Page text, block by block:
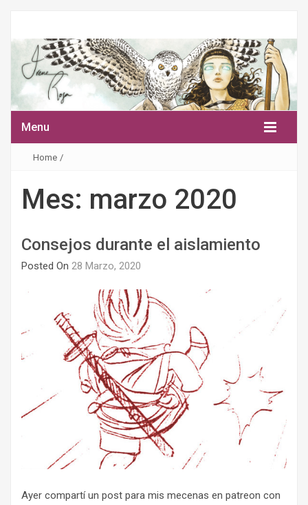
Menu
Home /
Mes: marzo 2020
Consejos durante el aislamiento
Posted On 28 Marzo, 2020
Ayer compartí un post para mis mecenas en patreon con